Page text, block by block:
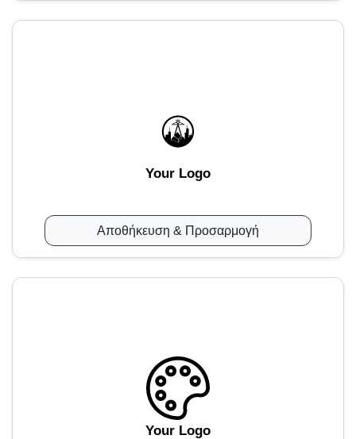
Your Logo
Αποθήκευση & Προσαρμογή
Your Logo